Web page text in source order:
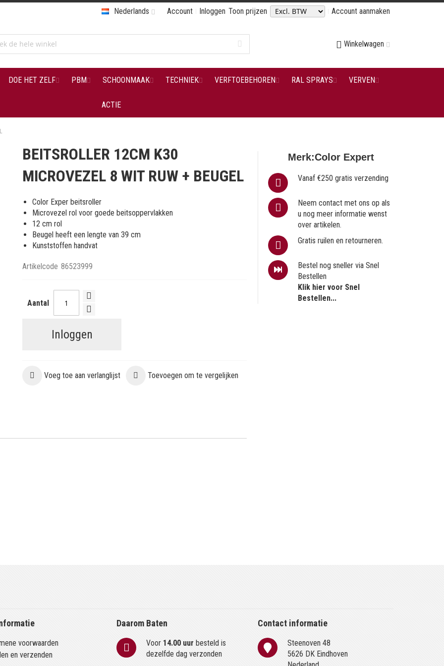
Account Inloggen Toon prijzen Account aanmaken
Nederlands
Winkelwagen
DOE HET ZELF PBM SCHOONMAAK TECHNIEK VERFTOEBEHOREN RAL SPRAYS VERVEN
ACTIE
BEITSROLLER 12CM K30
MICROVEZEL 8 WIT RUW + BEUGEL
Color Exper beitsroller
Microvezel rol voor goede beitsoppervlakken
12 cm rol
Beugel heeft een lengte van 39 cm
Kunststoffen handvat
Artikelcode 86523999
Aantal
Inloggen
Voeg toe aan verlanglijst Toevoegen om te vergelijken
Merk:Color Expert
Vanaf €250 gratis verzending
Neem contact met ons op als
u nog meer informatie wenst
over artikelen.
Gratis ruilen en retourneren.
Bestel nog sneller via Snel
Bestellen
Klik hier voor Snel
Bestellen...
voorwaarden
en verzenden
Daarom Baten
Voor 14.00 uur besteld is
dezelfde dag verzonden
Contact informatie
Steenoven 48
5626 DK Eindhoven